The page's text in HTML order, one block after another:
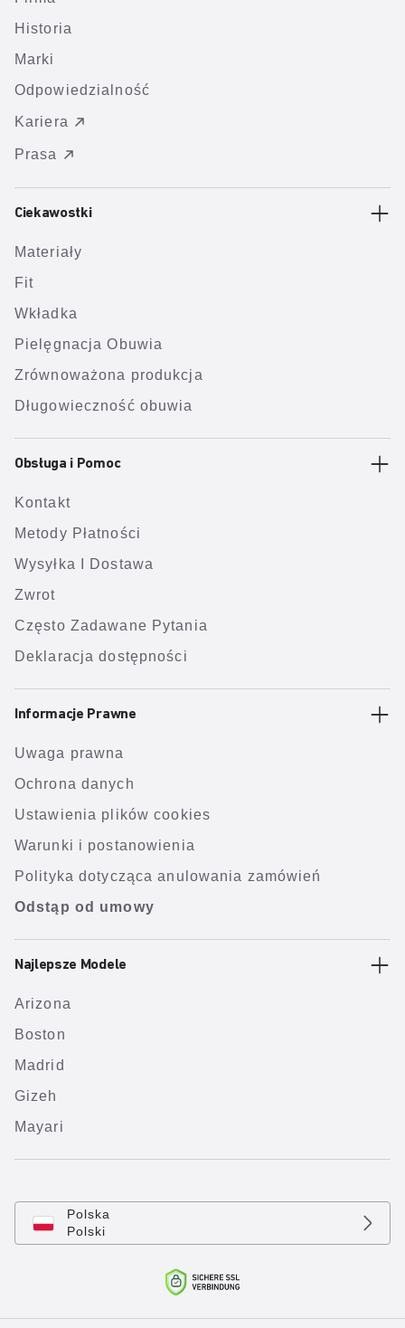
Historia
Marki
Odpowiedzialność
Kariera
Prasa
Ciekawostki
Materiały
Fit
Wkładka
Pielęgnacja Obuwia
Zrównoważona produkcja
Długowieczność obuwia
Obsługa i Pomoc
Kontakt
Metody Płatności
Wysyłka I Dostawa
Zwrot
Często Zadawane Pytania
Deklaracja dostępności
Informacje Prawne
Uwaga prawna
Ochrona danych
Ustawienia plików cookies
Warunki i postanowienia
Polityka dotycząca anulowania zamówień
Odstąp od umowy
Najlepsze Modele
Arizona
Boston
Madrid
Gizeh
Mayari
Polska
Polski